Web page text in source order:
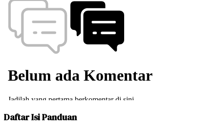
Daftar Isi Panduan